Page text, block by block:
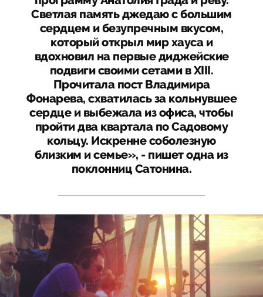
Светлая память джедаю с большим
сердцем и безупречным вкусом,
который открыл мир хауса и
вдохновил на первые диджейские
подвиги своими сетами в XIII.
Прочитала пост Владимира
Фонарева, схватилась за кольнувшее
сердце и выбежала из офиса, чтобы
пройти два квартала по Садовому
кольцу. Искренне соболезную
близким и семье», - пишет одна из
поклонниц Сатонина.